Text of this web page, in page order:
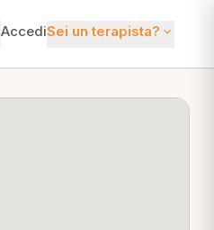
AccediSei un terapista?